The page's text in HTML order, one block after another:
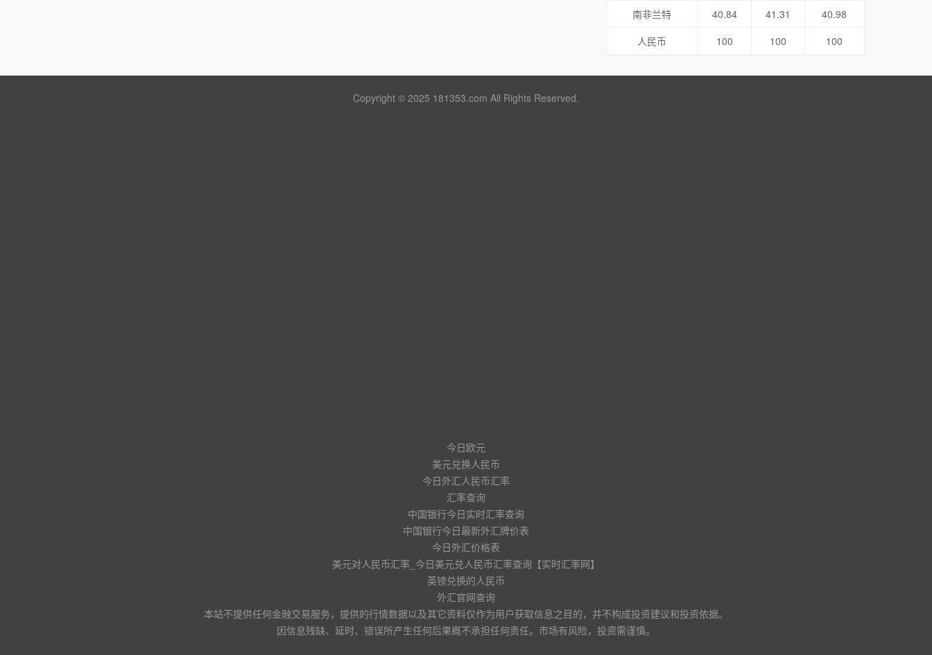
南非兰特
40.84 41.31
40.98
人民币
100 100 100
Copyright © 2025 181353.com All Rights Reserved.
今日欧元
美元兑换人民币
今日外汇人民币汇率
汇率查询
中国银行今日实时汇率查询
中国银行今日最新外汇牌价表
今日外汇价格表
美元对人民币汇率_今日美元兑人民币汇率查询【实时汇率网】
英镑兑换的人民币
外汇官网查询
本站不提供任何金融交易服务，提供的行情数据以及其它资料仅作为用户获取信息之目的，并不构成投资建议和投资依据。
因信息残缺、延时、错误所产生任何后果概不承担任何责任。市场有风险，投资需谨慎。